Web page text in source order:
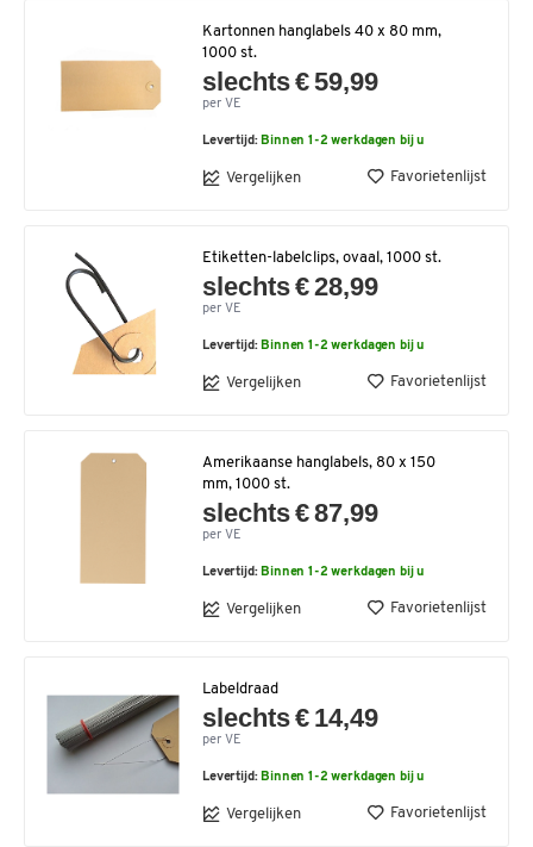
Kartonnen hanglabels 40 x 80 mm,
1000 st.
slechts € 59,99
per VE
Levertijd: Binnen 1-2 werkdagen bij u
Vergelijken Favorietenlijst
Etiketten-labelclips, ovaal, 1000 st.
slechts € 28,99
per VE
Levertijd: Binnen 1-2 werkdagen bij u
Vergelijken Favorietenlijst
Amerikaanse hanglabels, 80 x 150
mm, 1000 st.
slechts € 87,99
per VE
Levertijd: Binnen 1-2 werkdagen bij u
Vergelijken Favorietenlijst
Labeldraad
slechts € 14,49
per VE
Levertijd: Binnen 1-2 werkdagen bij u
Vergelijken Favorietenlijst